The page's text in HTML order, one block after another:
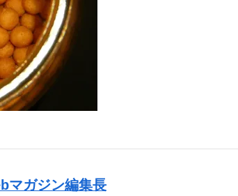
マガジン編集長